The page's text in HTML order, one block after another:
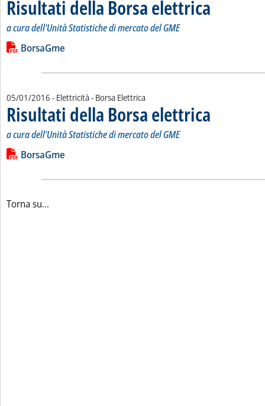
Risultati della Borsa elettrica
a cura dell'Unità Statistiche di mercato del GME
Leggi tutta la notizia: 'Risultati della Borsa elettrica'
Lista allegati PDF alla notizia
BorsaGme
05/01/2016 - Elettricità - Borsa Elettrica
Risultati della Borsa elettrica
a cura dell'Unità Statistiche di mercato del GME
Leggi tutta la notizia: 'Risultati della Borsa elettrica '
Lista allegati PDF alla notizia
BorsaGme
Torna su...